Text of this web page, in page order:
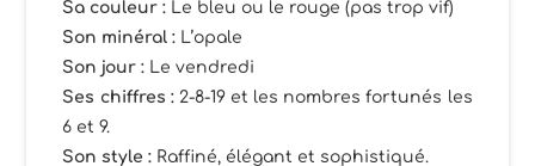
Sa couleur : Le bleu ou le rouge (pas trop vif)
Son minéral : L’opale
Son jour : Le vendredi
Ses chiffres :2-8-19 et les nombres fortunés les
6 et 9.
Son style : Raffiné, élégant et sophistiqué.